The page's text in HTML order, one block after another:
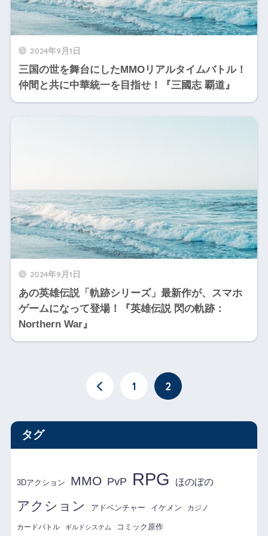
2024年9月1日
三国の世を舞台にしたMMOリアルタイムバトル！
仲間と共に中華統一を目指せ！『三國志 覇道』
2024年9月1日
あの英雄伝説「軌跡シリーズ」最新作が、スマホ
ゲームになって登場！『英雄伝説 閃の軌跡：
Northern War』
1 2
タグ
3Dアクション MMO PvP RPG ほのぼの
アクション アドベンチャー イケメン カジノ
カードバトル ギルドシステム コミック原作